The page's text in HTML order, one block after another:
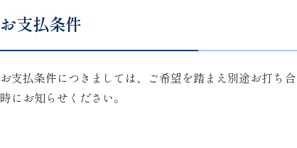
お支払条件
お支払条件につきましては、ご希望を踏まえ別途お打ち
時にお知らせください。